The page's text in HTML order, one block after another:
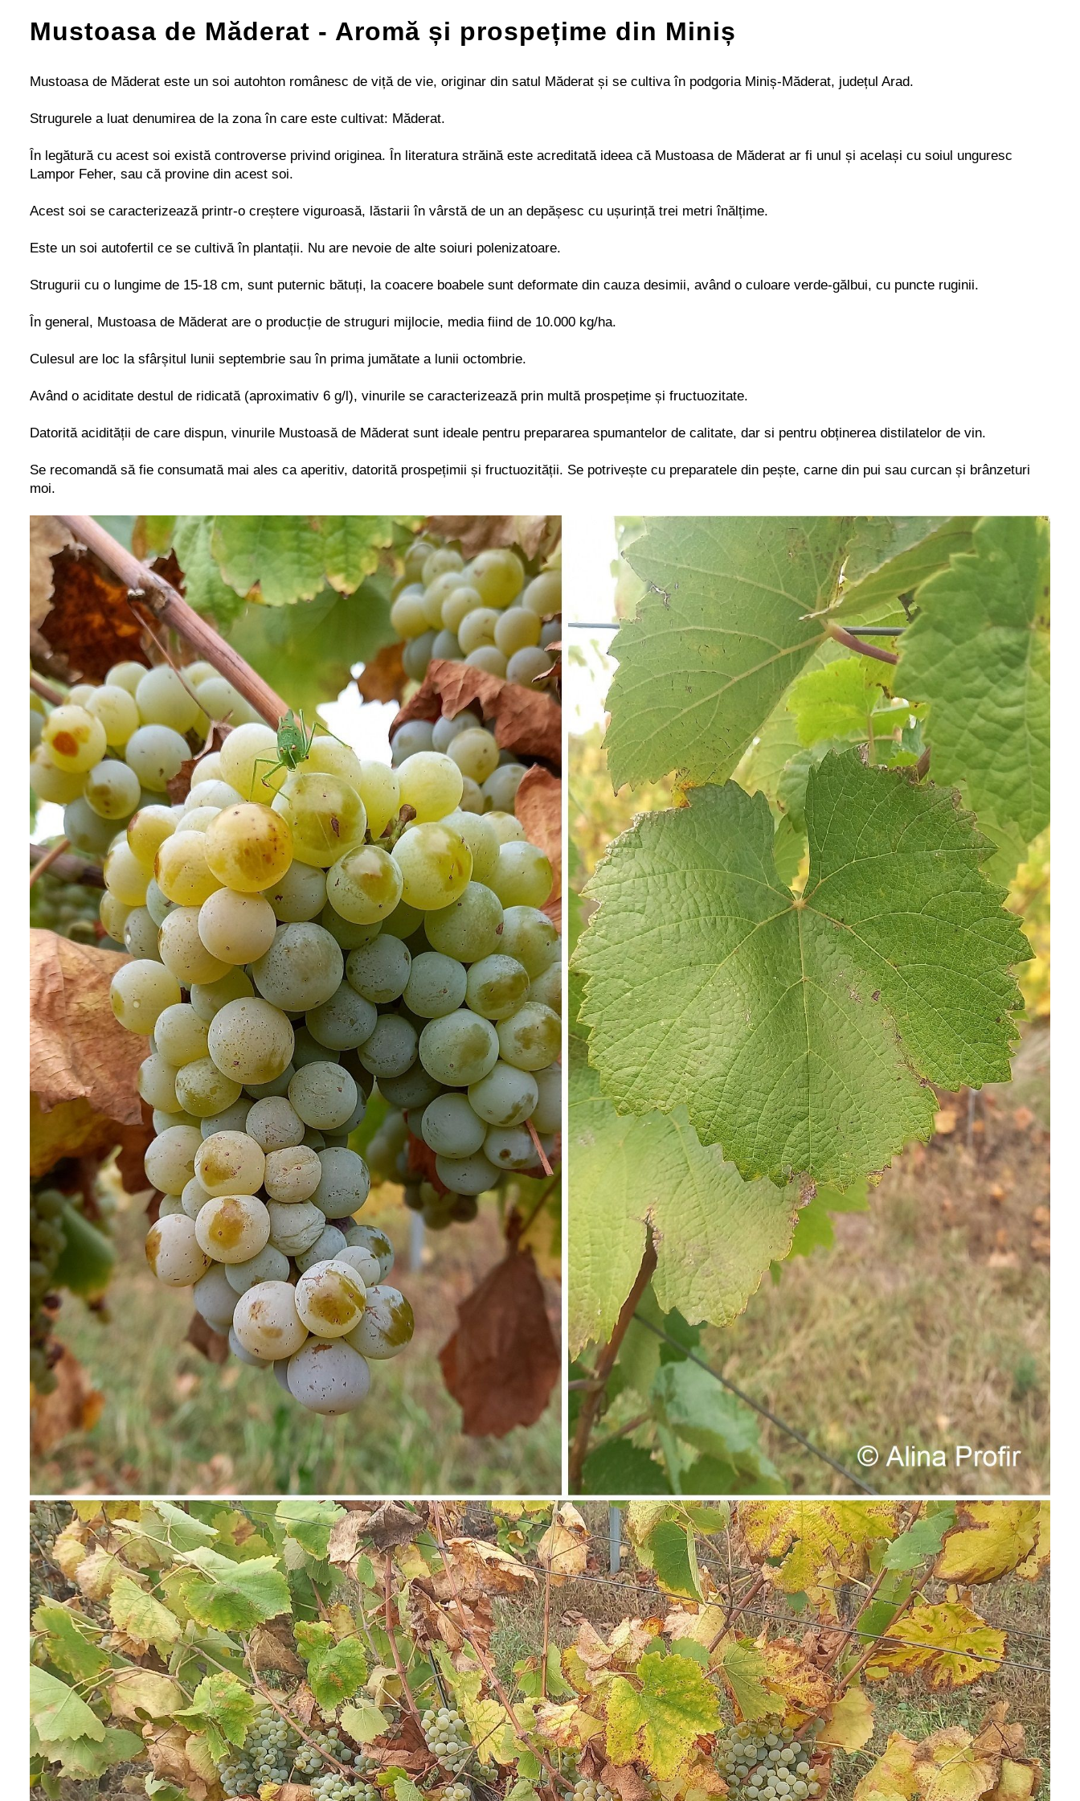
Mustoasa de Măderat - Aromă și prospețime din Miniș
Mustoasa de Măderat este un soi autohton românesc de viță de vie, originar din satul Măderat și se cultiva în podgoria Miniș-Măderat, județul Arad.
Strugurele a luat denumirea de la zona în care este cultivat: Măderat.
În legătură cu acest soi există controverse privind originea. În literatura străină este acreditată ideea că Mustoasa de Măderat ar fi unul și același cu soiul unguresc
Lampor Feher, sau că provine din acest soi.
Acest soi se caracterizează printr-o creștere viguroasă, lăstarii în vârstă de un an depășesc cu ușurință trei metri înălțime.
Este un soi autofertil ce se cultivă în plantații. Nu are nevoie de alte soiuri polenizatoare.
Strugurii cu o lungime de 15-18 cm, sunt puternic bătuți, la coacere boabele sunt deformate din cauza desimii, având o culoare verde-gălbui, cu puncte ruginii.
În general, Mustoasa de Măderat are o producție de struguri mijlocie, media fiind de 10.000 kg/ha.
Culesul are loc la sfârșitul lunii septembrie sau în prima jumătate a lunii octombrie.
Având o aciditate destul de ridicată (aproximativ 6 g/l), vinurile se caracterizează prin multă prospețime și fructuozitate.
Datorită acidității de care dispun, vinurile Mustoasă de Măderat sunt ideale pentru prepararea spumantelor de calitate, dar si pentru obținerea distilatelor de vin.
Se recomandă să fie consumată mai ales ca aperitiv, datorită prospețimii și fructuozității. Se potrivește cu preparatele din pește, carne din pui sau curcan și brânzeturi
moi.